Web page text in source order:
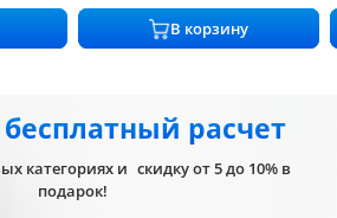
В корзину
расчет
категориях и скидку от 5 до 10% в
подарок!